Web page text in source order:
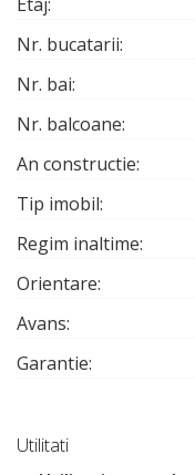
Nr. bucatarii:
Nr. bai:
Nr. balcoane:
An constructie:
Tip imobil:
Regim inaltime:
Orientare:
Avans:
Garantie:
Utilitati